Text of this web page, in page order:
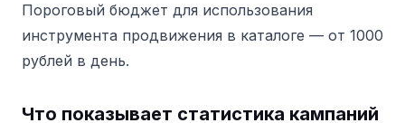
Пороговый бюджет для использования
инструмента продвижения в каталоге — от 1000
рублей в день.
Что показывает статистика кампаний